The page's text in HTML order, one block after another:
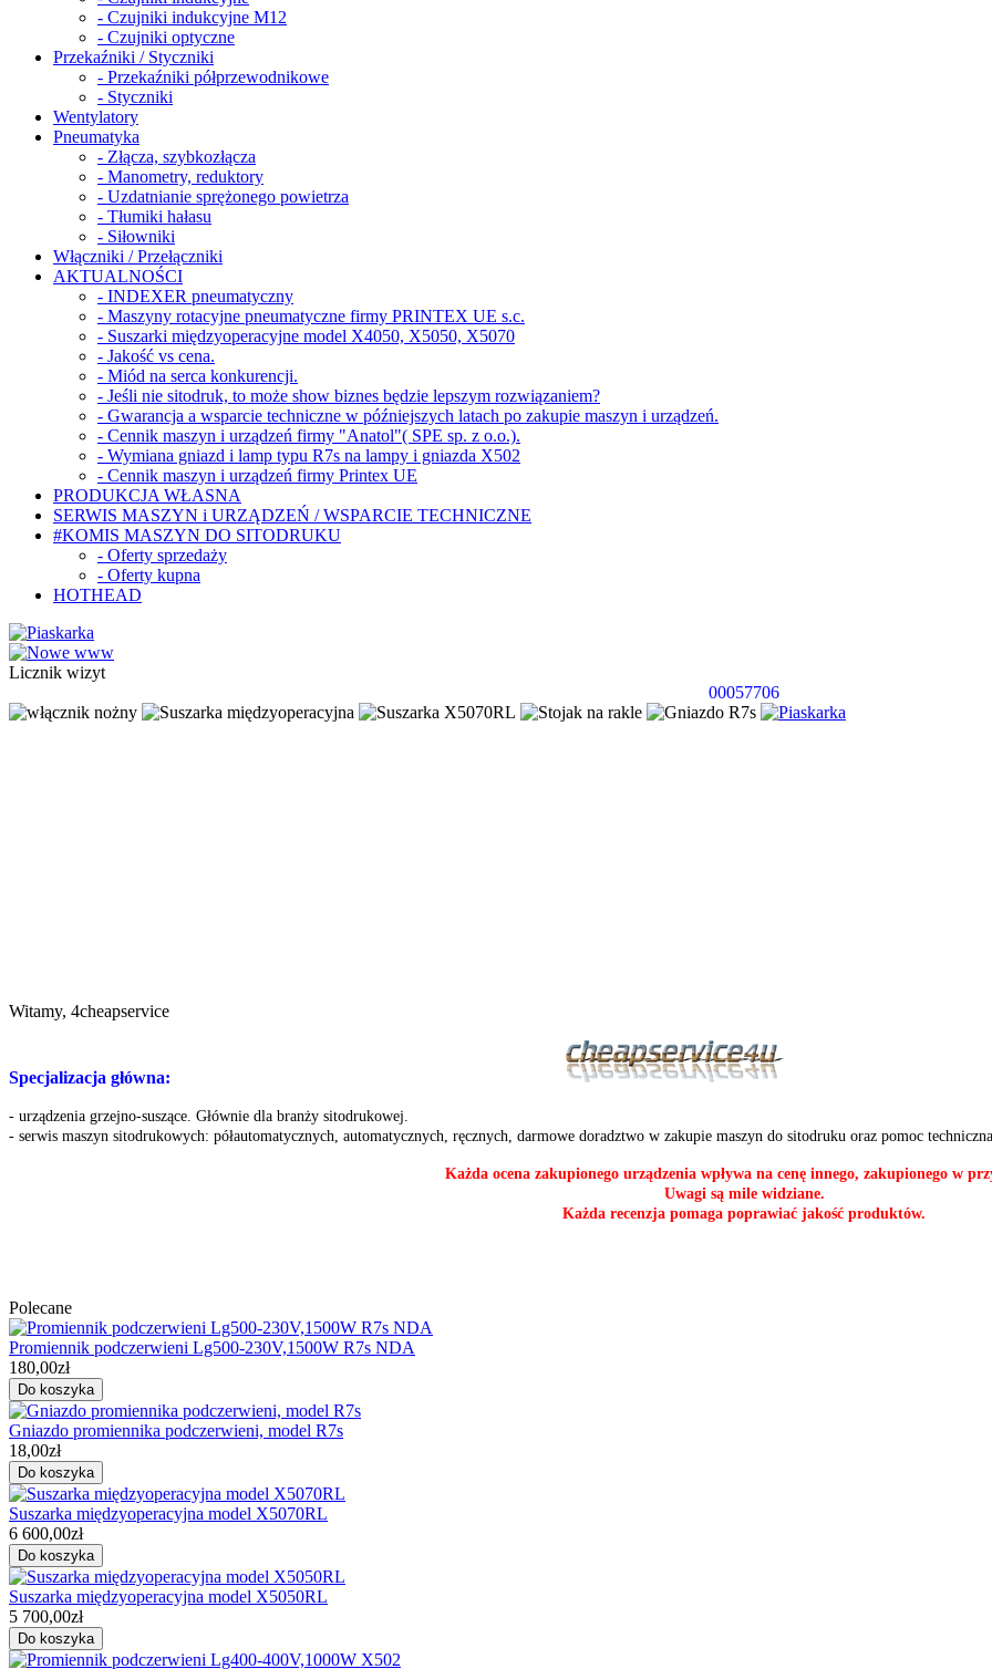
- Czujniki indukcyjne M12
- Czujniki optyczne
Przekaźniki / Styczniki
- Przekaźniki półprzewodnikowe
- Styczniki
Wentylatory
Pneumatyka
- Złącza, szybkozłącza
- Manometry, reduktory
- Uzdatnianie sprężonego powietrza
- Tłumiki hałasu
- Siłowniki
Włączniki / Przełączniki
AKTUALNOŚCI
- INDEXER pneumatyczny
- Maszyny rotacyjne pneumatyczne firmy PRINTEX UE s.c.
- Suszarki międzyoperacyjne model X4050, X5050, X5070
- Jakość vs cena.
- Miód na serca konkurencji.
- Jeśli nie sitodruk, to może show biznes będzie lepszym rozwiązaniem?
- Gwarancja a wsparcie techniczne w późniejszych latach po zakupie maszyn i urządzeń.
- Cennik maszyn i urządzeń firmy "Anatol"( SPE sp. z o.o.).
- Wymiana gniazd i lamp typu R7s na lampy i gniazda X502
- Cennik maszyn i urządzeń firmy Printex UE
PRODUKCJA WŁASNA
SERWIS MASZYN i URZĄDZEŃ / WSPARCIE TECHNICZNE
#KOMIS MASZYN DO SITODRUKU
- Oferty sprzedaży
- Oferty kupna
HOTHEAD
Licznik wizyt
00057706
Witamy, 4cheapservice
Specjalizacja główna:
- urządzenia grzejno-suszące. Głównie dla branży sitodrukowej.
- serwis maszyn sitodrukowych: półautomatycznych, automatycznych, ręcznych, darmowe doradztwo w zakupie maszyn do sitodruku oraz pomoc
Każda ocena zakupionego urządzenia wpływa na cenę innego, zakupionego w
Uwagi są mile widziane.
Każda recenzja pomaga poprawiać jakość produktów.
Polecane
Promiennik podczerwieni Lg500-230V,1500W R7s NDA
180,00zł
Gniazdo promiennika podczerwieni, model R7s
18,00zł
Suszarka międzyoperacyjna model X5070RL
6 600,00zł
Suszarka międzyoperacyjna model X5050RL
5 700,00zł